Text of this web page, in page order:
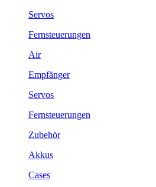
Servos
Fernsteuerungen
Air
Empfänger
Servos
Fernsteuerungen
Zubehör
Akkus
Cases